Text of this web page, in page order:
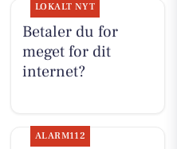
LOKALT NYT
Betaler du for
meget for dit
internet?
ALARM112